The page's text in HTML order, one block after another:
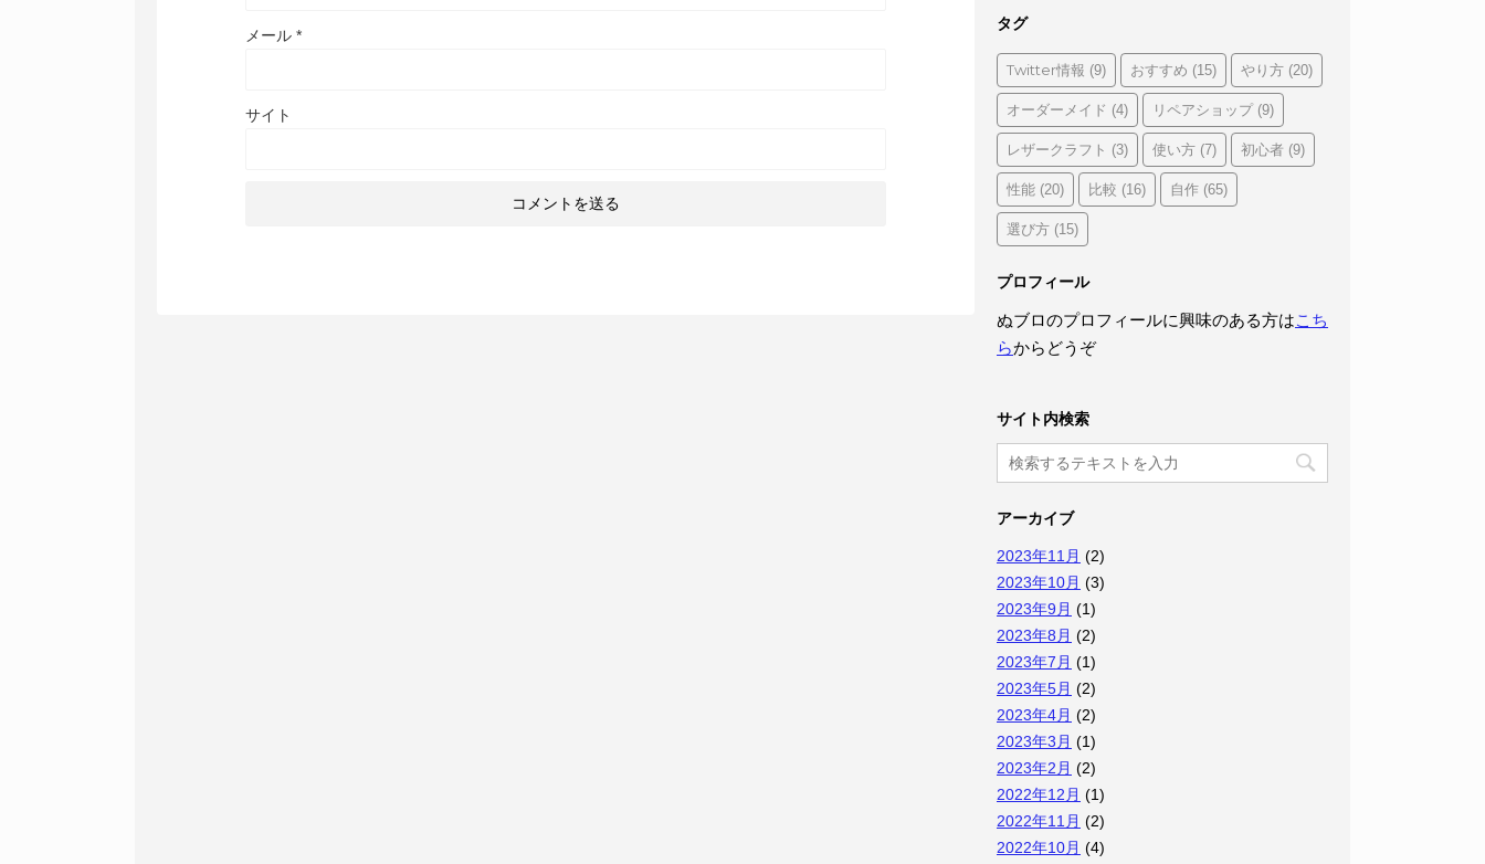
メール *
サイト
タグ
Twitter情報 (9) おすすめ (15) やり方 (20)
オーダーメイド (4) リペアショップ(9)
レザークラフト (3) 使い方 (7) 初心者 (9)
性能 (20) 比較 (16) 自作 (65)
選び方 (15)
プロフィール
ぬブロのプロフィールに興味のある方はこち
らからどうぞ
サイト内検索
アーカイブ
2023年11月 (2)
2023年10月 (3)
2023年9月 (1)
2023年8月 (2)
2023年7月 (1)
2023年5月 (2)
2023年4月 (2)
2023年3月 (1)
2023年2月 (2)
2022年12月 (1)
2022年11月 (2)
2022年10月 (4)